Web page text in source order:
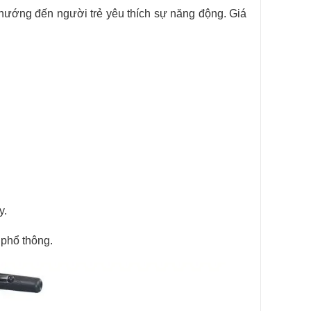
đến người trẻ yêu thích sự năng động. Giá
thông.